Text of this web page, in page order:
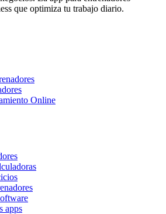
que optimiza tu trabajo diario.
Online
apps